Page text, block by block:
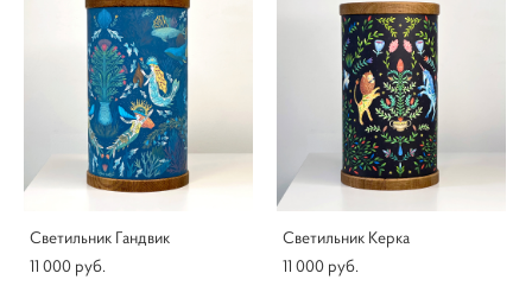
Светильник Гандвик
11 000 pуб.
Светильник Керка
11 000 pуб.